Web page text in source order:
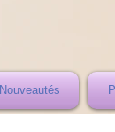
Nouveautés